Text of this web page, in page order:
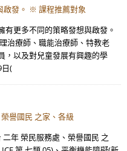
啟發。 ※ 課程推薦對象
更多不同的策略發想與啟發。
治療師、職能治療師、特教老
，以及對兒童發展有興趣的學
日(
譽國民 之家、各級
年 榮民服務處、榮譽國民 之